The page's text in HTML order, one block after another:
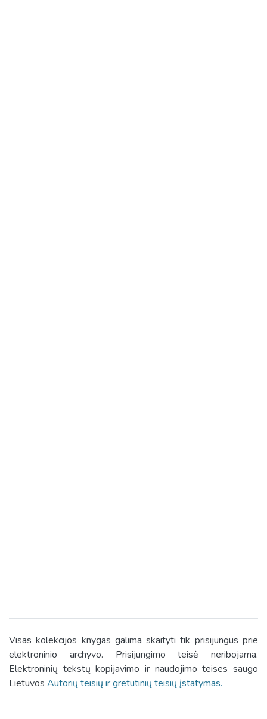
Visas kolekcijos knygas galima skaityti tik prisijungus prie
elektroninio archyvo. Prisijungimo teisė neribojama.
Elektroninių tekstų kopijavimo ir naudojimo teises saugo
Lietuvos Autorių teisių ir gretutinių teisių įstatymas.